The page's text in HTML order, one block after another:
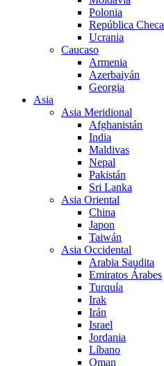
Polonia
República Checa
Ucrania
Caucaso
Armenia
Azerbaiyán
Georgia
Asia
Asia Meridional
Afghanistán
India
Maldivas
Nepal
Pakistán
Sri Lanka
Asia Oriental
China
Japon
Taiwán
Asia Occidental
Arabia Saudita
Emiratos Árabes
Turquía
Irak
Irán
Israel
Jordania
Líbano
Oman